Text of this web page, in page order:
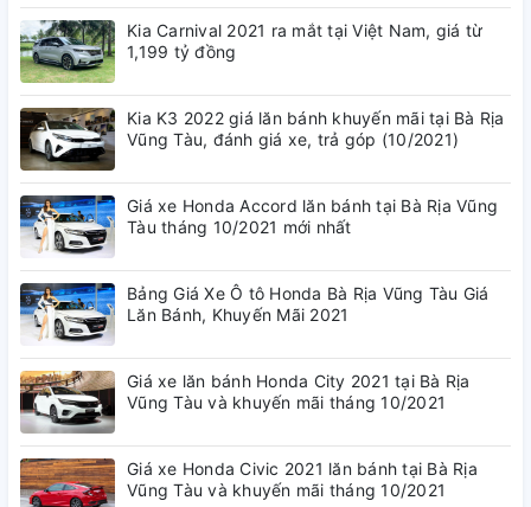
Ghi hình với thông tin GPS
Ghi hình vòng lặp
Cảm biến G-Sensor
Kia Carnival 2021 ra mắt tại Việt Nam, giá từ
1,199 tỷ đồng
Kia K3 2022 giá lăn bánh khuyến mãi tại Bà Rịa
Vũng Tàu, đánh giá xe, trả góp (10/2021)
Giá xe Honda Accord lăn bánh tại Bà Rịa Vũng
Tàu tháng 10/2021 mới nhất
Bảng Giá Xe Ô tô Honda Bà Rịa Vũng Tàu Giá
Lăn Bánh, Khuyến Mãi 2021
Giá xe lăn bánh Honda City 2021 tại Bà Rịa
Vũng Tàu và khuyến mãi tháng 10/2021
Giá xe Honda Civic 2021 lăn bánh tại Bà Rịa
Vũng Tàu và khuyến mãi tháng 10/2021